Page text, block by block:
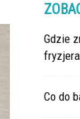
Gdzie
Co do